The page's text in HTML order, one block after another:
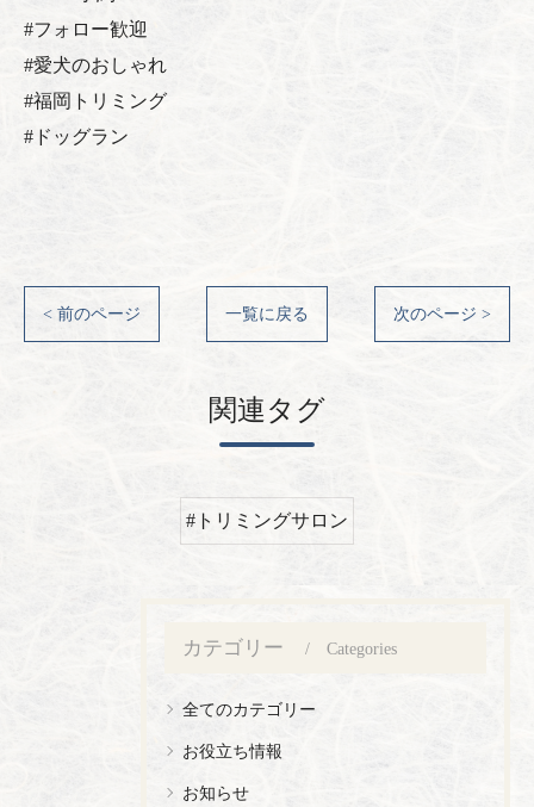
#フォロー歓迎
#愛犬のおしゃれ
#福岡トリミング
#ドッグラン
< 前のページ 一覧に戻る 次のページ >
関連タグ
#トリミングサロン
カテゴリー Categories
全てのカテゴリー
お役立ち情報
お知らせ